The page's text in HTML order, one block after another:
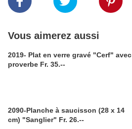
Vous aimerez aussi
2019- Plat en verre gravé "Cerf" avec
proverbe Fr. 35.--
2090-Planche à saucisson (28 x 14
cm) "Sanglier" Fr. 26.--